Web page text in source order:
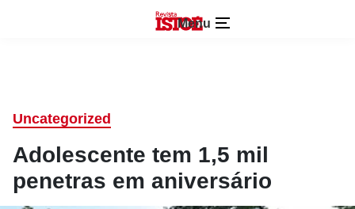
Menu
Uncategorized
Adolescente tem 1,5 mil
penetras em aniversário